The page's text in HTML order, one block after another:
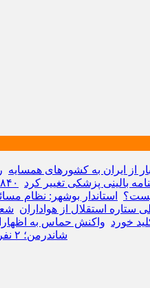
از ایران به کشورهای همسایه
بالینی پزشکی تغییر کرد ۸۴۰ بسته نوشت افزار بین دانش آموزان آبپخشی توزیع شد
استاندار بوشهر: نظام
ستاره استقلال از هواداران شعله‌هایی
خورد واکنش حماس به
شاندرمن؛ ۲ نفر مصدوم شدند